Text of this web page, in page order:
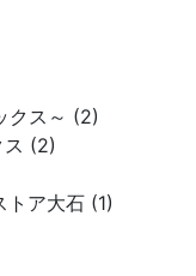
クス～ (2)
ス (2)
トア大石 (1)